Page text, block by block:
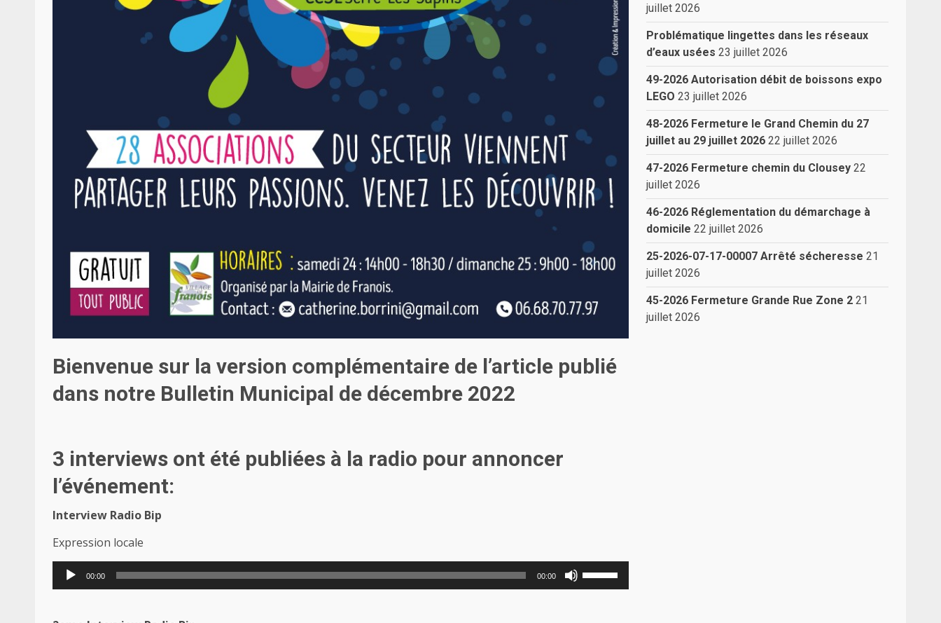
Bienvenue sur la version complémentaire de l’article publié
dans notre Bulletin Municipal de décembre 2022
3 interviews ont été publiées à la radio pour annoncer
l’événement:
Interview Radio Bip
Expression locale
Lecteur
audio
00:00 00:00
juillet 2026
Problématique lingettes dans les réseaux
d’eaux usées 23 juillet 2026
49-2026 Autorisation débit de boissons expo
LEGO 23 juillet 2026
48-2026 Fermeture le Grand Chemin du 27
juillet au 29 juillet 2026 22 juillet 2026
47-2026 Fermeture chemin du Clousey 22
juillet 2026
46-2026 Réglementation du démarchage à
domicile 22 juillet 2026
25-2026-07-17-00007 Arrêté sécheresse 21
juillet 2026
45-2026 Fermeture Grande Rue Zone 2 21
juillet 2026